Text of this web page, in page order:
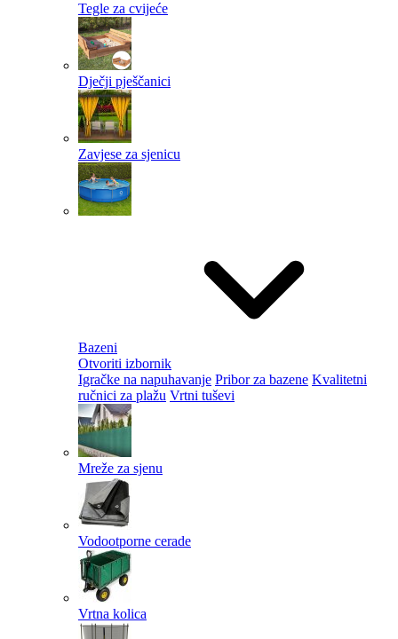
Tegle za cvijeće
Dječji pješčanici
Zavjese za sjenicu
Bazeni
Otvoriti izbornik
Igračke na napuhavanje Pribor za bazene Kvalitetni
ručnici za plažu Vrtni tuševi
Mreže za sjenu
Vodootporne cerade
Vrtna kolica